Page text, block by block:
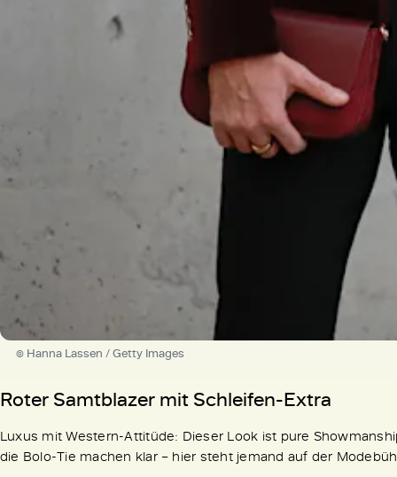
© Hanna Lassen / Getty Images
Roter Samtblazer mit Schleifen-Extra
Luxus mit Western-Attitüde: Dieser Look ist pure
die Bolo-Tie machen klar – hier steht jemand auf der